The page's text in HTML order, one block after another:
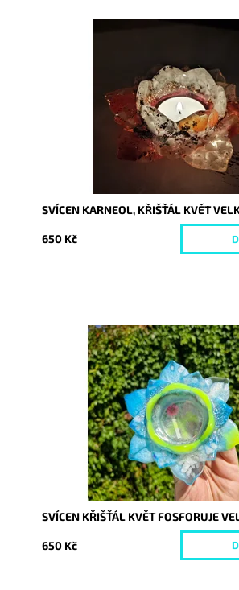
SVÍCEN KARNEOL, KŘIŠŤÁL KVĚT
650 Kč
Dostupnost:
Vyprodáno
9397
SVÍCEN KŘIŠŤÁL KVĚT FOSFORUJE
650 Kč